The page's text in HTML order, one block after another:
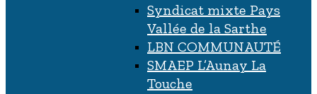
Syndicat mixte Pays
Vallée de la Sarthe
LBN COMMUNAUTÉ
SMAEP L’Aunay La
Touche